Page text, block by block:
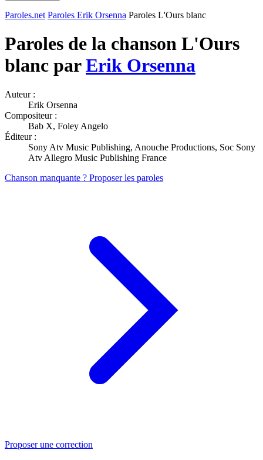
Paroles.net Paroles Erik Orsenna Paroles L'Ours blanc
Paroles de la chanson L'Ours
blanc parErik Orsenna
Auteur :
Erik Orsenna
Compositeur :
Bab X, Foley Angelo
Éditeur :
Sony Atv Music Publishing, Anouche Productions, Soc Sony
Atv Allegro Music Publishing France
Chanson manquante ? Proposer les paroles
Proposer une correction